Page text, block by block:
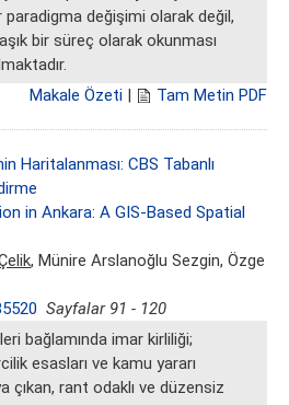
değişimi olarak değil,
bir süreç olarak okunması
Makale Özeti | Tam Metin PDF
Haritalanması: CBS Tabanlı
in Ankara: A GIS-Based Spatial
, Münire Arslanoğlu Sezgin, Özge
Sayfalar 91 - 120
bağlamında imar kirliliği;
esasları ve kamu yararı
rant odaklı ve düzensiz